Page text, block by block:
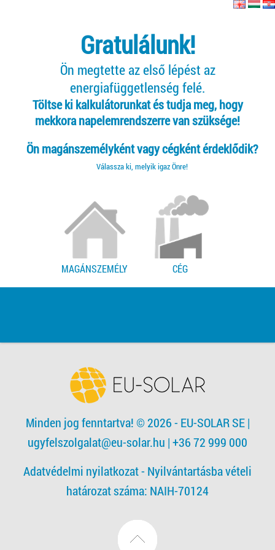
Gratulálunk!
Ön megtette az első lépést az
energiafüggetlenség felé.
Töltse ki kalkulátorunkat és tudja meg, hogy
mekkora napelemrendszerre van szüksége!
Ön magánszemélyként vagy cégként érdeklődik?
Válassza ki, melyik igaz Önre!
MAGÁNSZEMÉLY CÉG
Minden jog fenntartva! © 2026 - EU-SOLAR SE|
ugyfelszolgalat@eu-solar.hu | +36 72 999 000
Adatvédelmi nyilatkozat - Nyilvántartásba vételi
határozat száma: NAIH-70124